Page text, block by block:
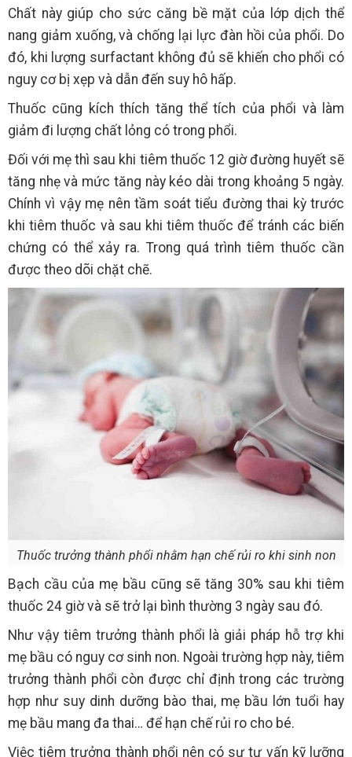
Chất này giúp cho sức căng bề mặt của lớp dịch thể
nang giảm xuống, và chống lại lực đàn hồi của phổi. Do
đó, khi lượng surfactant không đủ sẽ khiến cho phổi có
nguy cơ bị xẹp và dẫn đến suy hô hấp.
Thuốc cũng kích thích tăng thể tích của phổi và làm
giảm đi lượng chất lỏng có trong phổi.
Đối với mẹ thì sau khi tiêm thuốc 12 giờ đường huyết sẽ
tăng nhẹ và mức tăng này kéo dài trong khoảng 5 ngày.
Chính vì vậy mẹ nên tầm soát tiểu đường thai kỳ trước
khi tiêm thuốc và sau khi tiêm thuốc để tránh các biến
chứng có thể xảy ra. Trong quá trình tiêm thuốc cần
được theo dõi chặt chẽ.
Thuốc trưởng thành phổi nhằm hạn chế rủi ro khi sinh non
Bạch cầu của mẹ bầu cũng sẽ tăng 30% sau khi tiêm
thuốc 24 giờ và sẽ trở lại bình thường 3 ngày sau đó.
Như vậy tiêm trưởng thành phổi là giải pháp hỗ trợ khi
mẹ bầu có nguy cơ sinh non. Ngoài trường hợp này, tiêm
trưởng thành phổi còn được chỉ định trong các trường
hợp như suy dinh dưỡng bào thai, mẹ bầu lớn tuổi hay
mẹ bầu mang đa thai… để hạn chế rủi ro cho bé.
Việc tiêm trưởng thành phổi nên có sự tư vấn kỹ lưỡng